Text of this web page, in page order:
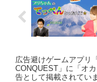
広告避けゲームアプリ
CONQUEST」に「オ
告として掲載されてい